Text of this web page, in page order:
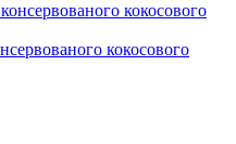
кокосового